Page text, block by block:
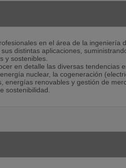
en el área de la ingeniería
distintas aplicaciones,
y sostenibles.
en detalle las diversas tendencias
nuclear, la cogeneración
energías renovables y gestión de
sostenibilidad.